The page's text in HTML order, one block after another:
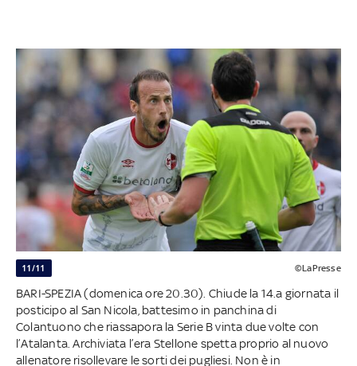
11/11 ©LaPresse
BARI-SPEZIA (domenica ore 20.30). Chiude la 14.a giornata il
posticipo al San Nicola, battesimo in panchina di
Colantuono che riassapora la Serie B vinta due volte con
l’Atalanta. Archiviata l’era Stellone spetta proprio al nuovo
allenatore risollevare le sorti dei pugliesi. Non è in